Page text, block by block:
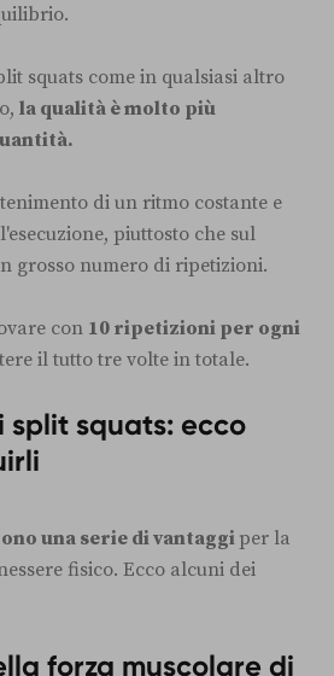
squats come in qualsiasi altro
la qualità è molto più
di un ritmo costante e
piuttosto che sul
grosso numero di ripetizioni.
con 10 ripetizioni per ogni
il tutto tre volte in totale.
split squats: ecco
una serie di vantaggi per la
fisico. Ecco alcuni dei
forza muscolare di